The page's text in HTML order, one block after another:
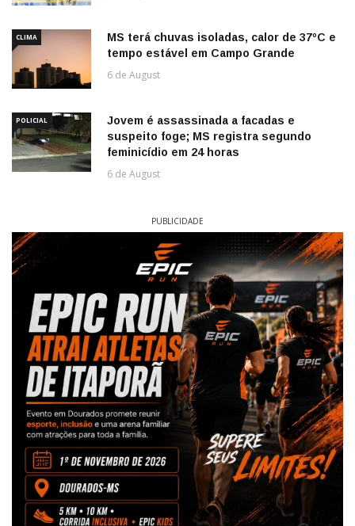
CLIMA
MS terá chuvas isoladas, calor de 37ºC e
tempo estável em Campo Grande
6 de August
POLICIAL
Jovem é assassinada a facadas e
suspeito foge; MS registra segundo
feminicídio em 24 horas
6 de August
PUBLICIDADE